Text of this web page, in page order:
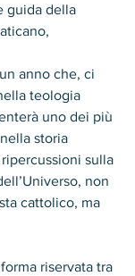
guida della
anno che, ci
teologia
uno dei più
storia
sulla
non
cattolico, ma
riservata tra